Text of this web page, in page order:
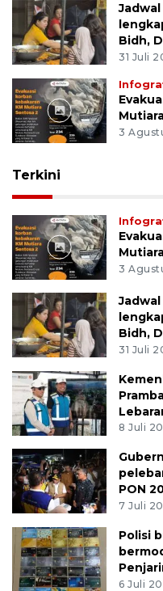
Bidh,
31 Juli
3
Terkini
3
Bidh,
31 Juli
8 Juli
PON
7 Juli
Polisi
6 Juli